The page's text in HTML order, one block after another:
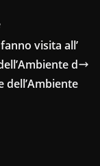
visita all’
d
dell’Ambiente